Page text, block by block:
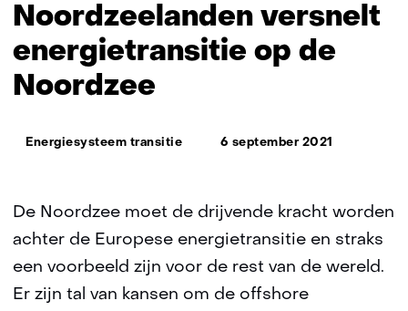
op
de
Noordzee
Noordzeelanden versnelt
energietransitie op de
Noordzee
Thema:
Energiesysteem transitie 6 september 2021
De Noordzee moet de drijvende kracht worden
achter de Europese energietransitie en straks
een voorbeeld zijn voor de rest van de wereld.
Er zijn tal van kansen om de offshore